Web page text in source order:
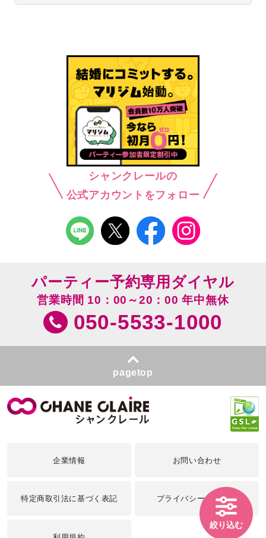
シャンクレールの
公式アカウントをフォロー
絞り込む
パーティー予約専用ダイヤル
営業時間 10：00～20：00 年中無休
050-5533-1000
pagetop
企業情報 お問い合わせ
特定商取引法に基づく表記 プライバシーポリシー